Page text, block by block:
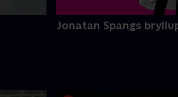
Jonatan Spangs